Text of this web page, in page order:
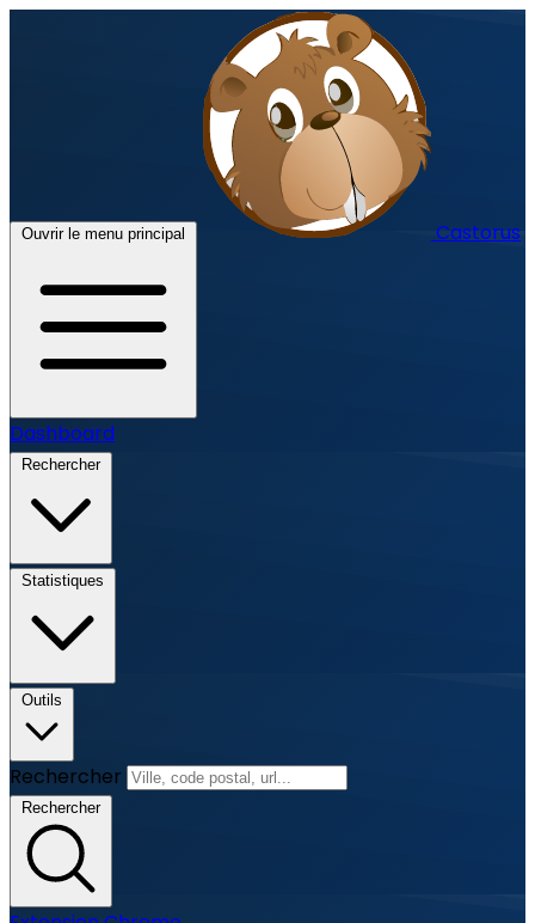
Ouvrir le menu principal Castorus
Dashboard
Rechercher
Statistiques
Outils
Rechercher
Rechercher